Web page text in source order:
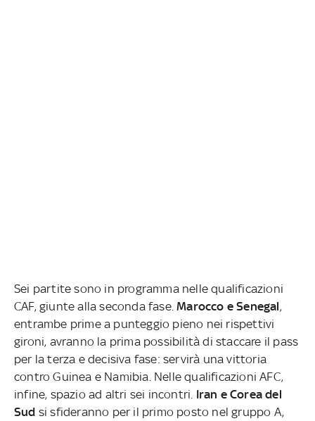
Sei partite sono in programma nelle qualificazioni
CAF, giunte alla seconda fase.Marocco e Senegal,
entrambe prime a punteggio pieno nei rispettivi
gironi, avranno la prima possibilità di staccare il pass
per la terza e decisiva fase: servirà una vittoria
contro Guinea e Namibia. Nelle qualificazioni AFC,
infine, spazio ad altri sei incontri. Iran e Corea del
Sud si sfideranno per il primo posto nel gruppo A,